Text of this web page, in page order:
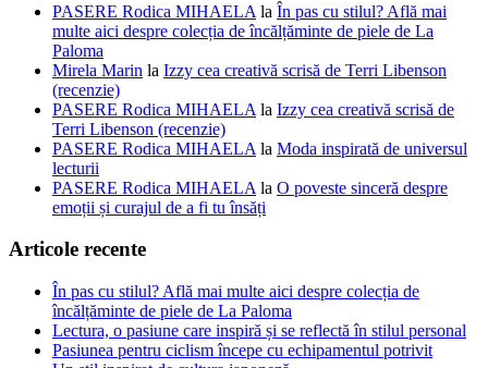
PASERE Rodica MIHAELA la În pas cu stilul? Află mai
multe aici despre colecția de încălțăminte de piele de La
Paloma
Mirela Marin la Izzy cea creativă scrisă de Terri Libenson
(recenzie)
PASERE Rodica MIHAELA la Izzy cea creativă scrisă de
Terri Libenson (recenzie)
PASERE Rodica MIHAELA la Moda inspirată de universul
lecturii
PASERE Rodica MIHAELA la O poveste sinceră despre
emoții și curajul de a fi tu însăți
Articole recente
În pas cu stilul? Află mai multe aici despre colecția de
încălțăminte de piele de La Paloma
Lectura, o pasiune care inspiră și se reflectă în stilul personal
Pasiunea pentru ciclism începe cu echipamentul potrivit